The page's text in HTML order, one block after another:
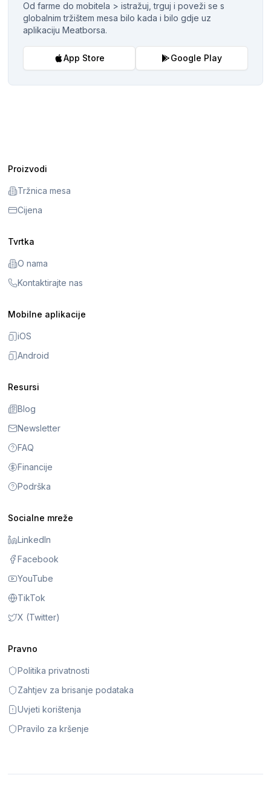
Od farme do mobitela > istražuj, trguj i poveži se s
globalnim tržištem mesa bilo kada i bilo gdje uz
aplikaciju Meatborsa.
App Store Google Play
Proizvodi
Tržnica mesa
Cijena
Tvrtka
O nama
Kontaktirajte nas
Mobilne aplikacije
iOS
Android
Resursi
Blog
Newsletter
FAQ
Financije
Podrška
Socialne mreže
LinkedIn
Facebook
YouTube
TikTok
X (Twitter)
Pravno
Politika privatnosti
Zahtjev za brisanje podataka
Uvjeti korištenja
Pravilo za kršenje